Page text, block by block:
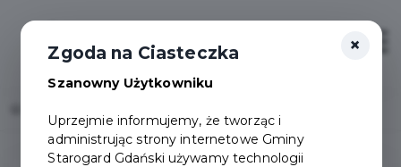
×
Zgoda na Ciasteczka
Szanowny Użytkowniku
Uprzejmie informujemy, że tworząc i
administrując strony internetowe Gminy
Starogard Gdański używamy technologii